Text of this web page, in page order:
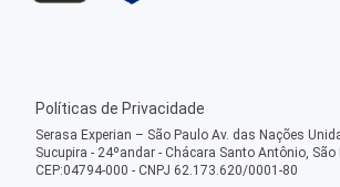
Políticas de Privacidade
Serasa Experian – São Paulo Av. das Nações
Sucupira - 24ºandar - Chácara Santo Antônio, São
CEP:04794-000 - CNPJ 62.173.620/0001-80